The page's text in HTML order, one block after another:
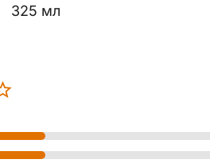
325 мл